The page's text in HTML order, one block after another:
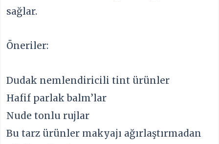
sağlar.
Öneriler:
Dudak nemlendiricili tint ürünler
Hafif parlak balm’lar
Nude tonlu rujlar
Bu tarz ürünler makyajı ağırlaştırmadan